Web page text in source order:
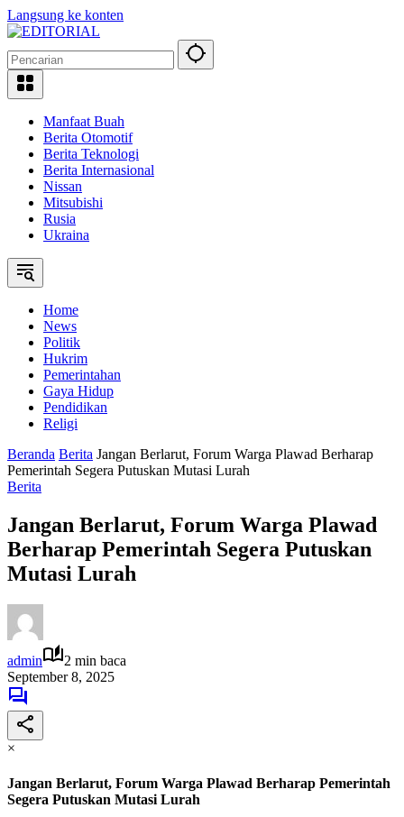
Langsung ke konten
Manfaat Buah
Berita Otomotif
Berita Teknologi
Berita Internasional
Nissan
Mitsubishi
Rusia
Ukraina
Home
News
Politik
Hukrim
Pemerintahan
Gaya Hidup
Pendidikan
Religi
Beranda Berita Jangan Berlarut, Forum Warga Plawad Berharap
Pemerintah Segera Putuskan Mutasi Lurah
Berita
Jangan Berlarut, Forum Warga Plawad
Berharap Pemerintah Segera Putuskan
Mutasi Lurah
admin
2 min baca
September 8, 2025
×
Jangan Berlarut, Forum Warga Plawad Berharap Pemerintah
Segera Putuskan Mutasi Lurah